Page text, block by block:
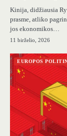
Kinija, didžiausia
prasme, atliko
jos ekonomikos…
11 birželio, 2026
EUROPOS